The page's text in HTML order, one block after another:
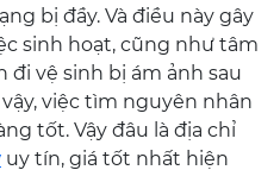
bị đầy. Và điều này gây
sinh hoạt, cũng như tâm
đi vệ sinh bị ám ảnh sau
việc tìm nguyên nhân
tốt. Vậy đâu là địa chỉ
uy tín, giá tốt nhất hiện